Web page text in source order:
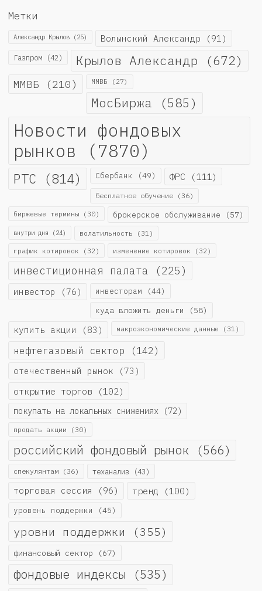
Метки
Александр Крылов (25) Волынский Александр (91)
Газпром (42) Крылов Александр (672)
ММВБ (210) ММВБ (27)
МосБиржа (585)
Новости фондовых
рынков (7870)
РТС (814) Сбербанк (49) ФРС (111)
бесплатное обучение (36)
биржевые термины (30) брокерское обслуживание (57)
внутри дня (24) волатильность (31)
график котировок (32) изменение котировок (32)
инвестиционная палата (225)
инвестор (76) инвесторам (44)
куда вложить деньги (58)
купить акции (83) макроэкономические данные (31)
нефтегазовый сектор (142)
отечественный рынок (73)
открытие торгов (102)
покупать на локальных снижениях (72)
продать акции (30)
российский фондовый рынок (566)
спекулянтам (36) теханализ (43)
торговая сессия (96) тренд (100)
уровень поддержки (45)
уровни поддержки (355)
финансовый сектор (67)
фондовые индексы (535)